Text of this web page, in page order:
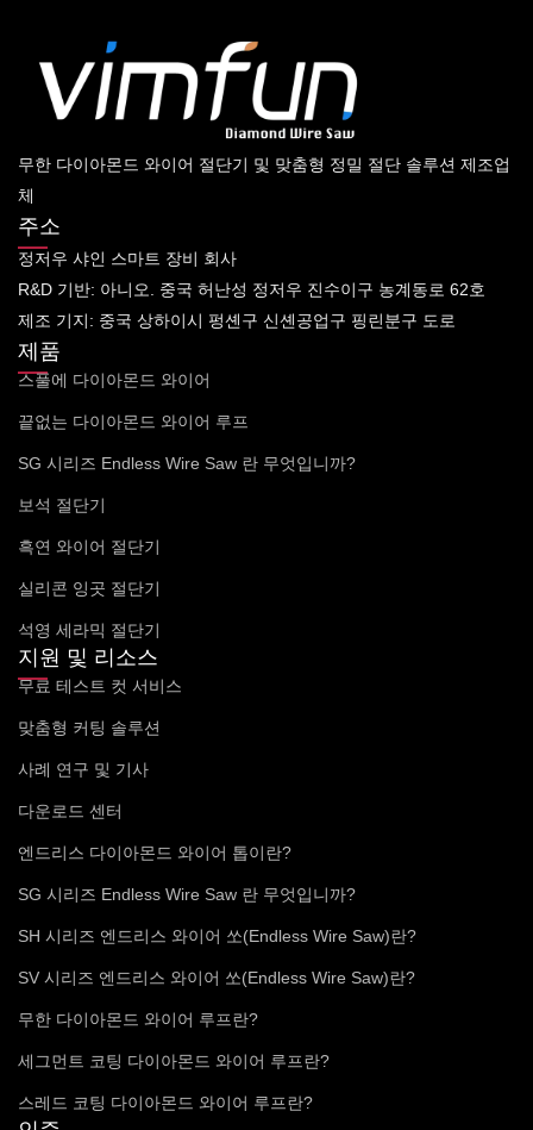
무한 다이아몬드 와이어 절단기 및 맞춤형 정밀 절단 솔루션 제조업
체
주소
정저우 샤인 스마트 장비 회사
R&D 기반: 아니오. 중국 허난성 정저우 진수이구 농계동로 62호
제조 기지: 중국 상하이시 펑셴구 신셴공업구 핑린분구 도로
제품
스풀에 다이아몬드 와이어
끝없는 다이아몬드 와이어 루프
SG 시리즈 Endless Wire Saw 란 무엇입니까?
보석 절단기
흑연 와이어 절단기
실리콘 잉곳 절단기
석영 세라믹 절단기
지원 및 리소스
무료 테스트 컷 서비스
맞춤형 커팅 솔루션
사례 연구 및 기사
다운로드 센터
엔드리스 다이아몬드 와이어 톱이란?
SG 시리즈 Endless Wire Saw 란 무엇입니까?
SH 시리즈 엔드리스 와이어 쏘(Endless Wire Saw)란?
SV 시리즈 엔드리스 와이어 쏘(Endless Wire Saw)란?
무한 다이아몬드 와이어 루프란?
세그먼트 코팅 다이아몬드 와이어 루프란?
스레드 코팅 다이아몬드 와이어 루프란?